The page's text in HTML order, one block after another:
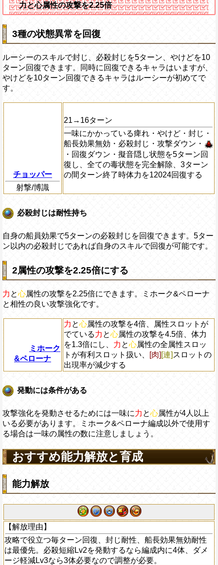
力と心属性の攻撃を2.25倍
3種の状態異常を回復
ルーシーのスキルで封じ、必殺封じを5ターン、やけどを10
ターン回復できます。同時に回復できるキャラはいますが、
やけどを10ターン回復できるキャラはルーシーが初めてで
す。
チョッパー
射撃/博識
21→16ターン
一味にかかっている痺れ・やけど・封じ・
船長効果無効・必殺封じ・攻撃ダウン・
・回復ダウン・擬音隠し状態を5ターン回
復し、全ての毒状態を完全解除、3ターン
の間ターン終了時体力を12024回復する
必殺封じは耐性持ち
自身の船員効果で5ターンの必殺封じを回復できます。5ター
ン以内の必殺封じであれば自身のスキルで回復が可能です。
2属性の攻撃を2.25倍にする
力 と心属性の攻撃を2.25倍にできます。ミホーク&ペローナ
と相性の良い攻撃強化です。
ミホーク
&ペローナ
力 と心属性の攻撃を4倍、属性スロットが
でている力 と心属性の攻撃を4.5倍、体力
を1.3倍にし、 力 と心属性の全属性スロッ
トが有利スロット扱い、
[肉] [連]スロットの
出現率が減少する
発動には条件がある
攻撃強化を発動させるためには一味に力 と心属性が4人以上
いる必要があります。ミホーク&ペローナ編成以外で使用す
る場合は一味の属性の数に注意しましょう。
おすすめ能力解放と育成
能力解放
【解放理由】
攻略で役立つ毎ターン回復、封じ耐性、船長効果無効耐性
は最優先。必殺短縮Lv2を発動するなら編成内に4体、ダメ
ージ軽減Lv3なら3体必要なので調整が必要。